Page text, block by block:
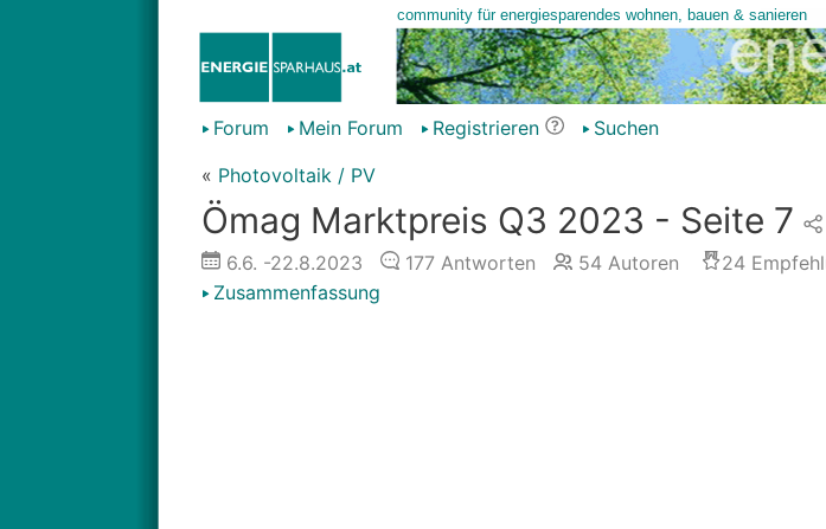
Forum Mein Forum Registrieren
Suchen
« Photovoltaik / PV
Ömag Marktpreis Q3 2023 - Seite 7
6.6. -22.8.2023 177Antworten 54Autoren 24
Zusammenfassung